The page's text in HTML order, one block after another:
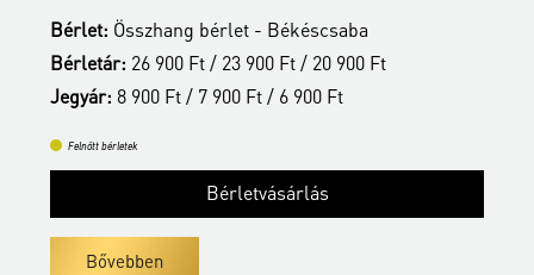
Bérlet: Összhang bérlet - Békéscsaba
Bérletár: 26 900 Ft / 23 900 Ft / 20 900 Ft
Jegyár: 8 900 Ft / 7 900 Ft / 6 900 Ft
Felnőtt bérletek
Bérletvásárlás
Bővebben